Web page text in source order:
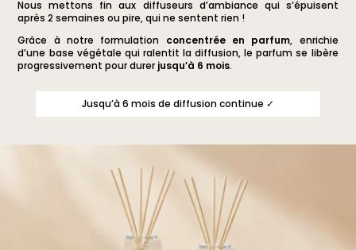
variations.
Les
options
peuvent
variations.
options
peuvent
choisies
du
produit
Nous mettons fin aux diffuseurs d’ambiance qui s’épuisent
après 2 semaines ou pire, qui ne sentent rien !
Grâce à notre formulation concentrée en parfum, enrichie
d’une base végétale qui ralentit la diffusion, le parfum se libère
progressivement pour durer jusqu’à 6 mois.
Jusqu’à 6 mois de diffusion continue ✓